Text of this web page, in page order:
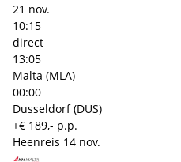
21 nov.
10:15
direct
13:05
Malta (MLA)
00:00
Dusseldorf (DUS)
+€ 189,- p.p.
Heenreis 14 nov.